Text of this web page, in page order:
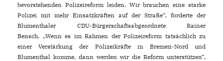
bevorstehenden Polizeireform leiden. Wir brauchen eine starke
Polizei mit mehr Einsatzkräften auf der Straße“, forderte der
Blumenthaler CDU-Bürgerschaftsabgeordnete Rainer
Bensch. Wenn es im Rahmen der Polizeireform tatsächlich zu
einer Verstärkung der Polizeikräfte in Bremen-Nord und
Blumenthal komme, dann werden wir die Reform unterstützen“,